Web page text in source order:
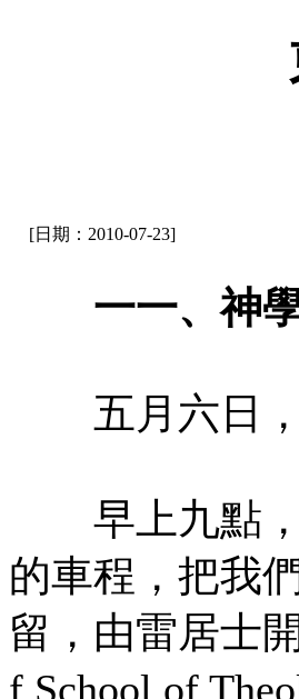
[日期：2010-07-23]
一一、神
五月六日，
早上九點，
的車程，把我
留，由雷居士
f School of